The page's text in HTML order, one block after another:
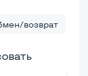
возврат